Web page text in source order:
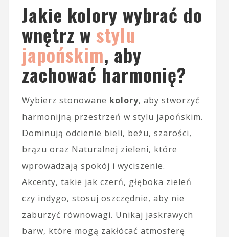
Jakie kolory wybrać do
wnętrz w stylu
japońskim, aby
zachować harmonię?
Wybierz stonowane kolory, aby stworzyć
harmonijną przestrzeń w stylu japońskim.
Dominują odcienie bieli, beżu, szarości,
brązu oraz Naturalnej zieleni, które
wprowadzają spokój i wyciszenie.
Akcenty, takie jak czerń, głęboka zieleń
czy indygo, stosuj oszczędnie, aby nie
zaburzyć równowagi. Unikaj jaskrawych
barw, które mogą zakłócać atmosferę